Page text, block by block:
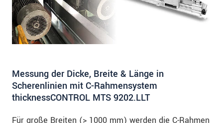
Messung der Dicke, Breite & Länge in
Scherenlinien mit C-Rahmensystem
thicknessCONTROL MTS 9202.LLT
Für große Breiten (> 1000 mm) werden die C-Rahmen